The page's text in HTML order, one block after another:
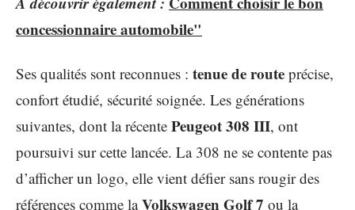
concessionnaire automobile"
Ses qualités sont reconnues : tenue de route précise,
confort étudié, sécurité soignée. Les générations
suivantes, dont la récente Peugeot 308 III, ont
poursuivi sur cette lancée. La 308 ne se contente pas
d’afficher un logo, elle vient défier sans rougir des
références comme laVolkswagen Golf 7 ou la